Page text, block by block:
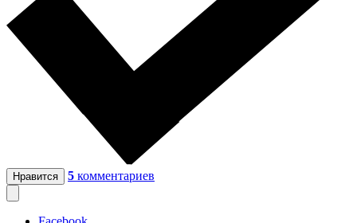
Нравится 5 комментариев